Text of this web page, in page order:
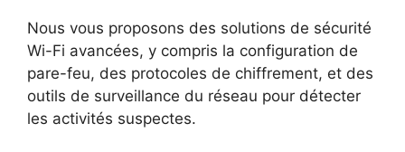
Nous vous proposons des solutions de sécurité
Wi-Fi avancées, y compris la configuration de
pare-feu, des protocoles de chiffrement, et des
outils de surveillance du réseau pour détecter
les activités suspectes.